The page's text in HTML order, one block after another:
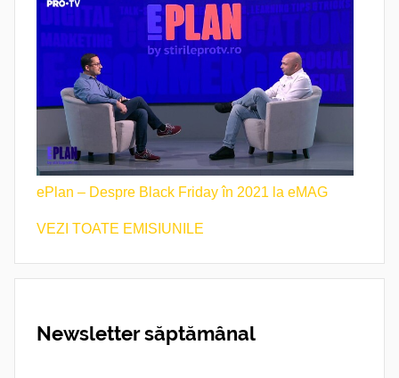
ePlan – Despre Black Friday în 2021 la eMAG
VEZI TOATE EMISIUNILE
Newsletter săptămânal